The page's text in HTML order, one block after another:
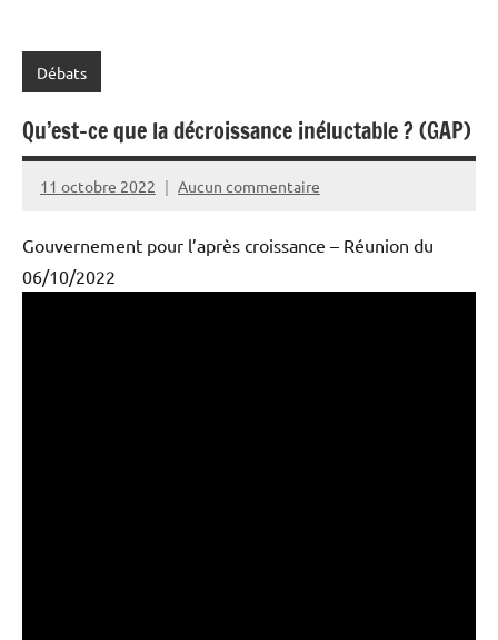
Débats
Qu’est-ce que la décroissance inéluctable ? (GAP)
11 octobre 2022
PPAC
Aucun commentaire
Gouvernement pour l’après croissance – Réunion du
06/10/2022